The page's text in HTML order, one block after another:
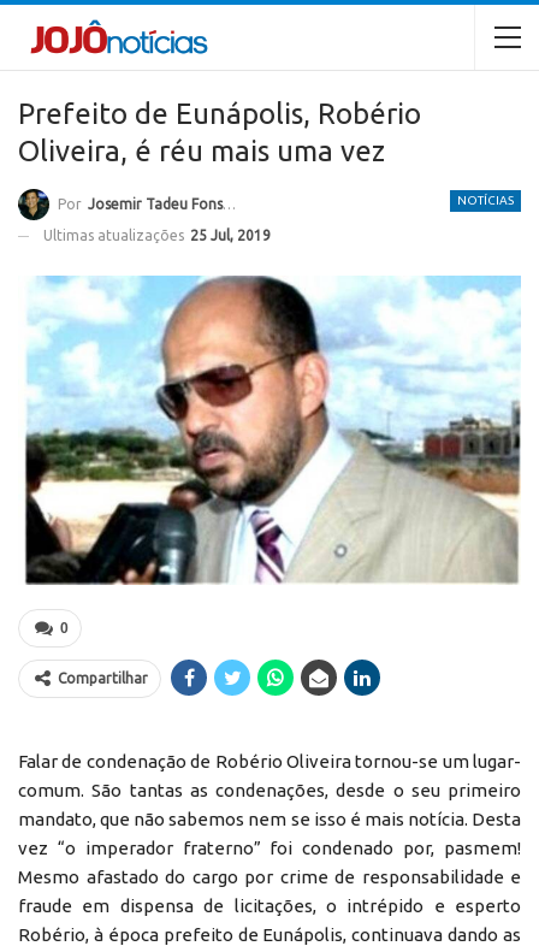
Prefeito de Eunápolis, Robério
Oliveira, é réu mais uma vez
NOTÍCIAS
Por Josemir Tadeu Fonseca
Ultimas atualizações 25 Jul, 2019
0
Compartilhar
Falar de condenação de Robério Oliveira tornou-se um lugar-
comum. São tantas as condenações, desde o seu primeiro
mandato, que não sabemos nem se isso é mais notícia. Desta
vez “o imperador fraterno” foi condenado por, pasmem!
Mesmo afastado do cargo por crime de responsabilidade e
fraude em dispensa de licitações, o intrépido e esperto
Robério, à época prefeito de Eunápolis, continuava dando as